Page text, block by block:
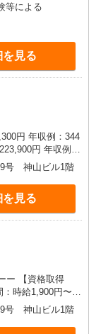
等による
を見る
円 年収例：344
月平均的に支払わ
士のみ、特別職
9号 神山ビル1階
を見る
日：時給1,820円〜 ーーーーーーー
9号 神山ビル1階